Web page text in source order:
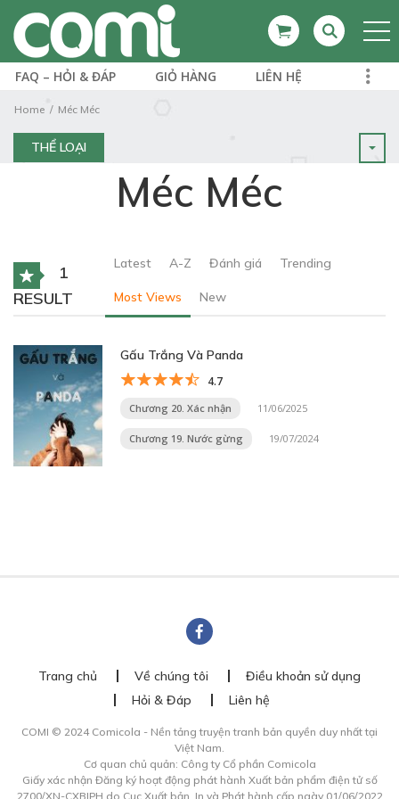
FAQ – HỎI & ĐÁP GIỎ HÀNG LIÊN HỆ
Home Méc Méc
THỂ LOẠI
Méc Méc
1
RESULT
Latest A-Z Đánh giá Trending
Most Views New
Gấu Trắng Và Panda
4.7
Chương 20. Xác nhận 11/06/2025
Chương 19. Nước gừng 19/07/2024
Trang chủ Về chúng tôi
Điều khoản sử dụng
Hỏi & Đáp
Liên hệ
COMI © 2024 Comicola - Nền tảng truyện tranh bản quyền duy nhất tại
Việt Nam.
Cơ quan chủ quản: Công ty Cổ phần Comicola
Giấy xác nhận Đăng ký hoạt động phát hành Xuất bản phẩm điện tử số
2700/XN-CXBIPH do Cục Xuất bản, In và Phát hành cấp ngày 01/06/2022